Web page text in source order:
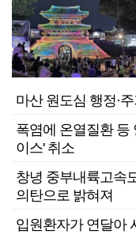
마산 원도심 행정·
폭염에 온열질환 등
이스' 취소
창녕 중부내륙고속
의탄으로 밝혀져
입원환자가 연달아